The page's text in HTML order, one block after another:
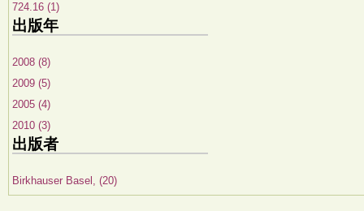
724.16 (1)
出版年
2008 (8)
2009 (5)
2005 (4)
2010 (3)
出版者
Birkhauser Basel, (20)